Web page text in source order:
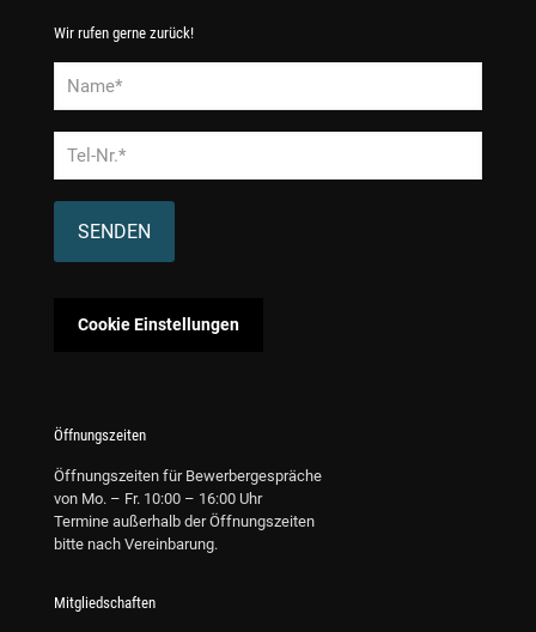
Wir rufen gerne zurück!
Cookie Einstellungen
Öffnungszeiten
Öffnungszeiten für Bewerbergespräche
von Mo. – Fr. 10:00 – 16:00 Uhr
Termine außerhalb der Öffnungszeiten
bitte nach Vereinbarung.
Mitgliedschaften